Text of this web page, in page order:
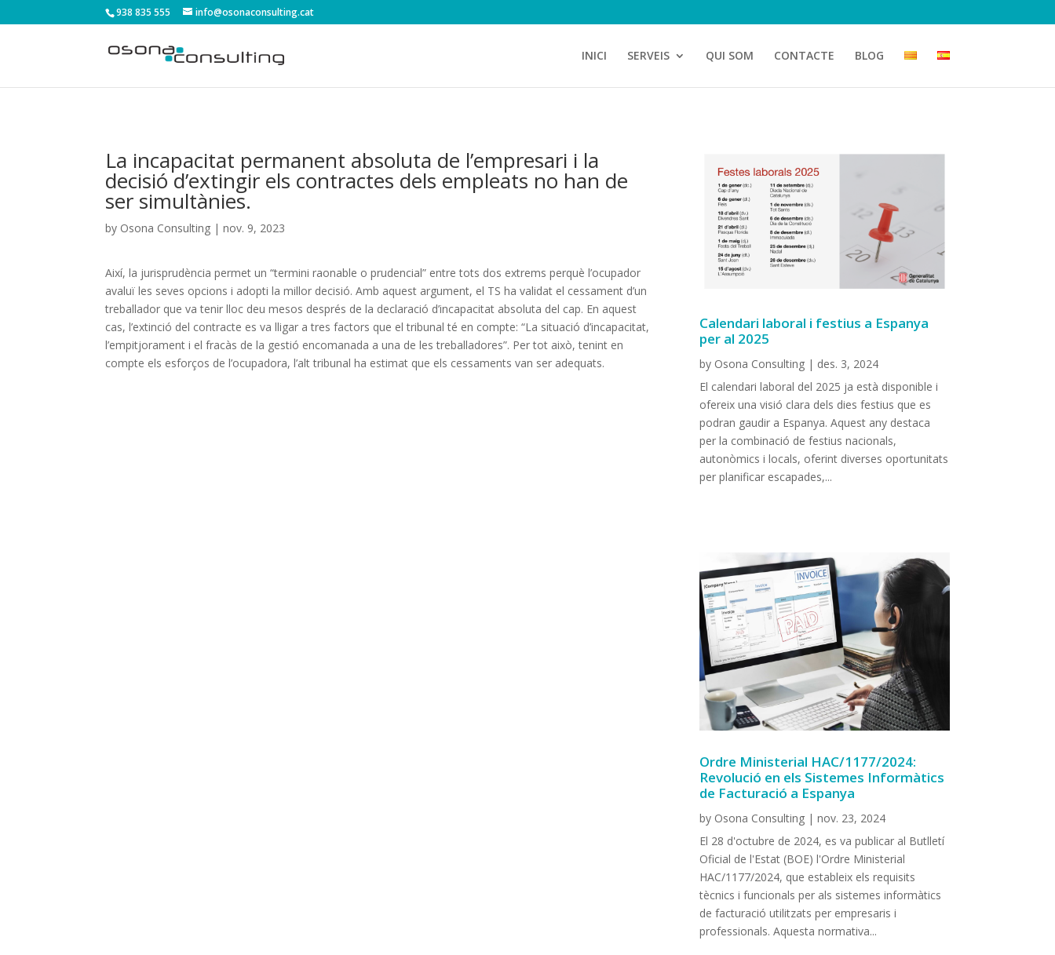
938 835 555 info@osonaconsulting.cat
INICI SERVEIS QUI SOM CONTACTE BLOG
La incapacitat permanent absoluta de l’empresari i la
decisió d’extingir els contractes dels empleats no han de
ser simultànies.
by Osona Consulting |nov. 9, 2023
Així, la jurisprudència permet un “termini raonable o prudencial” entre tots dos extrems perquè l’ocupador
avaluï les seves opcions i adopti la millor decisió. Amb aquest argument, el TS ha validat el cessament d’un
treballador que va tenir lloc deu mesos després de la declaració d’incapacitat absoluta del cap. En aquest
cas, l’extinció del contracte es va lligar a tres factors que el tribunal té en compte: “La situació d’incapacitat,
l’empitjorament i el fracàs de la gestió encomanada a una de les treballadores”. Per tot això, tenint en
compte els esforços de l’ocupadora, l’alt tribunal ha estimat que els cessaments van ser adequats.
Calendari laboral i festius a Espanya
per al 2025
by Osona Consulting| des. 3, 2024
El calendari laboral del 2025 ja està disponible i
ofereix una visió clara dels dies festius que es
podran gaudir a Espanya. Aquest any destaca
per la combinació de festius nacionals,
autonòmics i locals, oferint diverses oportunitats
per planificar escapades,...
Ordre Ministerial HAC/1177/2024:
Revolució en els Sistemes Informàtics
de Facturació a Espanya
by Osona Consulting| nov. 23, 2024
El 28 d'octubre de 2024, es va publicar al Butlletí
Oficial de l'Estat (BOE) l'Ordre Ministerial
HAC/1177/2024, que estableix els requisits
tècnics i funcionals per als sistemes informàtics
de facturació utilitzats per empresaris i
professionals. Aquesta normativa...